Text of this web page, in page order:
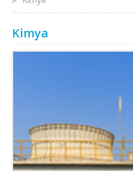
Kimya